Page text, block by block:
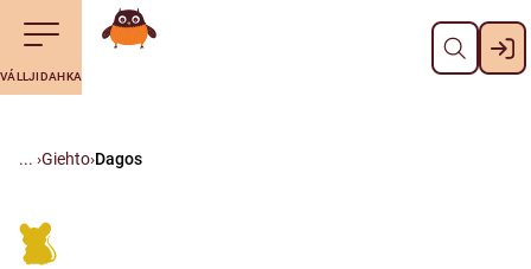
Till navigering av sidans innehåll
Till övergripande innehåll för webbplatsen Dahpa
Suomi (Finska)
VÁLLJIDAHKA
Maná álggobälláj
Giehto Dagos